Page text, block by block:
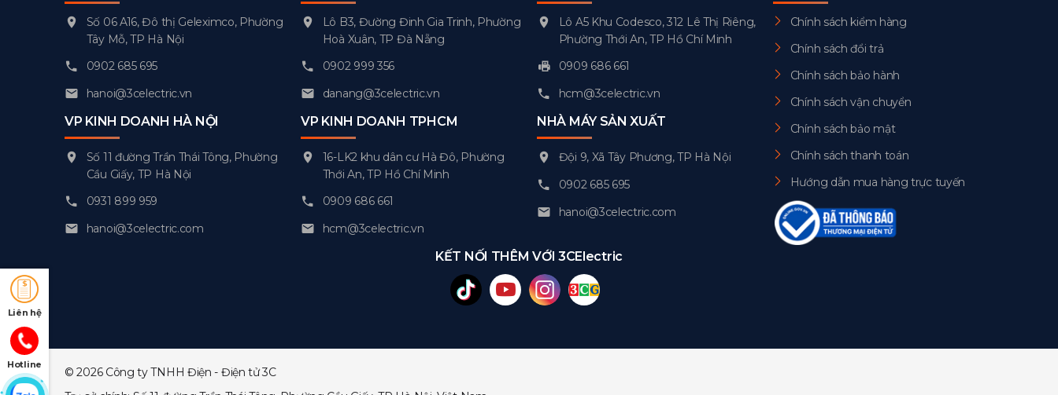
Liên hệ
Hotline
Số 06 A16, Đô thị Geleximco, Phường
Tây Mỗ, TP Hà Nội
0902 685 695
hanoi@3celectric.vn
VP KINH DOANH HÀ NỘI
Số 11 đường Trần Thái Tông, Phường
Cầu Giấy, TP Hà Nội
0931 899 959
hanoi@3celectric.com
Lô B3, Đường Đinh Gia Trinh, Phường
Hoà Xuân, TP Đà Nẵng
0902 999 356
danang@3celectric.vn
VP KINH DOANH TPHCM
16-LK2 khu dân cư Hà Đô, Phường
Thới An, TP Hồ Chí Minh
0909 686 661
hcm@3celectric.vn
Lô A5 Khu Codesco, 312 Lê Thị Riêng,
Phường Thới An, TP Hồ Chí Minh
0909 686 661
hcm@3celectric.vn
NHÀ MÁY SẢN XUẤT
Đội 9, Xã Tây Phương, TP Hà Nội
0902 685 695
hanoi@3celectric.com
Chính sách kiểm hàng
Chính sách đổi trả
Chính sách bảo hành
Chính sách vận chuyển
Chính sách bảo mật
Chính sách thanh toán
Hướng dẫn mua hàng trực tuyến
KẾT NỐI THÊM VỚI 3CElectric
© 2026 Công ty TNHH Điện - Điện tử 3C